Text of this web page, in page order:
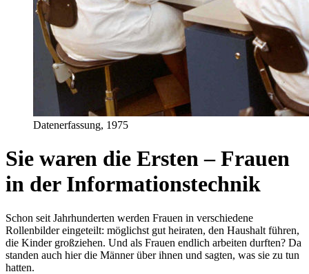
Datenerfassung, 1975
Sie waren die Ersten – Frauen
in der Informationstechnik
Schon seit Jahrhunderten werden Frauen in verschiedene
Rollenbilder eingeteilt: möglichst gut heiraten, den Haushalt führen,
die Kinder großziehen. Und als Frauen endlich arbeiten durften? Da
standen auch hier die Männer über ihnen und sagten, was sie zu tun
hatten.